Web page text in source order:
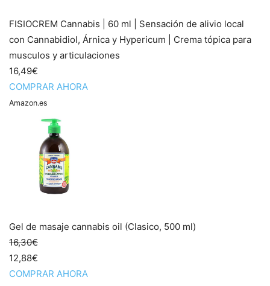
FISIOCREM Cannabis | 60 ml | Sensación de alivio local
con Cannabidiol, Árnica y Hypericum | Crema tópica para
musculos y articulaciones
16,49€
COMPRAR AHORA
Amazon.es
Gel de masaje cannabis oil (Clasico, 500 ml)
16,30€
12,88€
COMPRAR AHORA